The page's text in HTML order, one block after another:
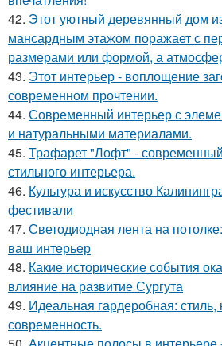
42. Этот уютный деревянный дом
мансардным этажом поражает с
размерами или формой, а
43. Этот интерьер - воплощение
современном прочтении.
44. Современный интерьер с
и натуральными материалами.
45. Трафарет "Лофт" -
стильного интерьера.
46. Культура и искусство
фестивали
47. Светодиодная лента на
ваш интерьер
48. Какие исторические события
влияние на развитие Сургута
49. Идеальная гардеробная:
современность.